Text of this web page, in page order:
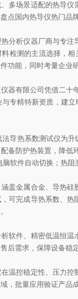
多场景适配的热导
点国内热导仪热门品
析仪器厂商与专注
检测的主流选择，
功能，同时考量企业
有限公司凭借二十
专精特新资质，建
导热系数测试仪为升
备防护热装置，降
软件自动切换；热
金属合金、导热硅
可完成导热系数、
件、精密低温恒温
后需求，保障设备稳
控稳定性、压力控
，批量应用验证产品